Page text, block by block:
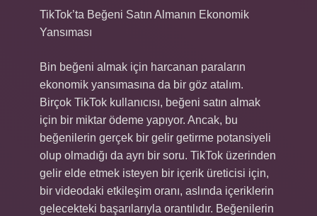
TikTok’ta Beğeni Satın Almanın Ekonomik
Yansıması
Bin beğeni almak için harcanan paraların
ekonomik yansımasına da bir göz atalım.
Birçok TikTok kullanıcısı, beğeni satın almak
için bir miktar ödeme yapıyor. Ancak, bu
beğenilerin gerçek bir gelir getirme potansiyeli
olup olmadığı da ayrı bir soru. TikTok üzerinden
gelir elde etmek isteyen bir içerik üreticisi için,
bir videodaki etkileşim oranı, aslında içeriklerin
gelecekteki başarılarıyla orantılıdır. Beğenilerin